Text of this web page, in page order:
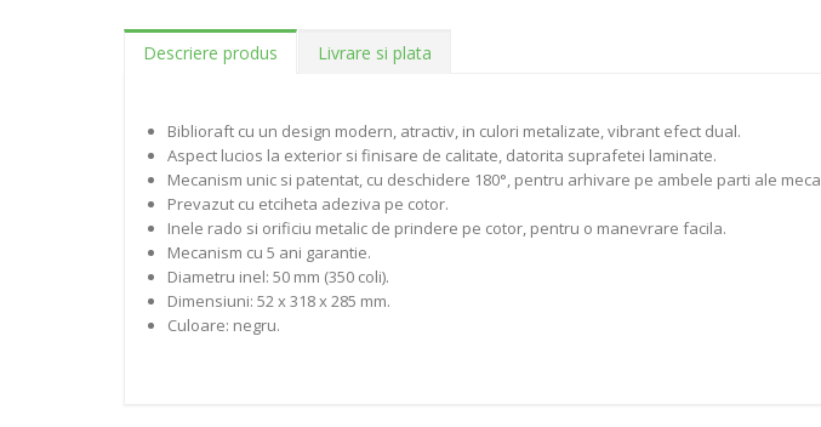
Descriere produs Livrare si plata
Biblioraft cu un design modern, atractiv, in culori metalizate, vibrant efect dual.
Aspect lucios la exterior si finisare de calitate, datorita suprafetei laminate.
Mecanism unic si patentat, cu deschidere 180°, pentru arhivare pe ambele parti ale
Prevazut cu etciheta adeziva pe cotor.
Inele rado si orificiu metalic de prindere pe cotor, pentru o manevrare facila.
Mecanism cu 5 ani garantie.
Diametru inel: 50 mm (350 coli).
Dimensiuni: 52 x 318 x 285 mm.
Culoare: negru.